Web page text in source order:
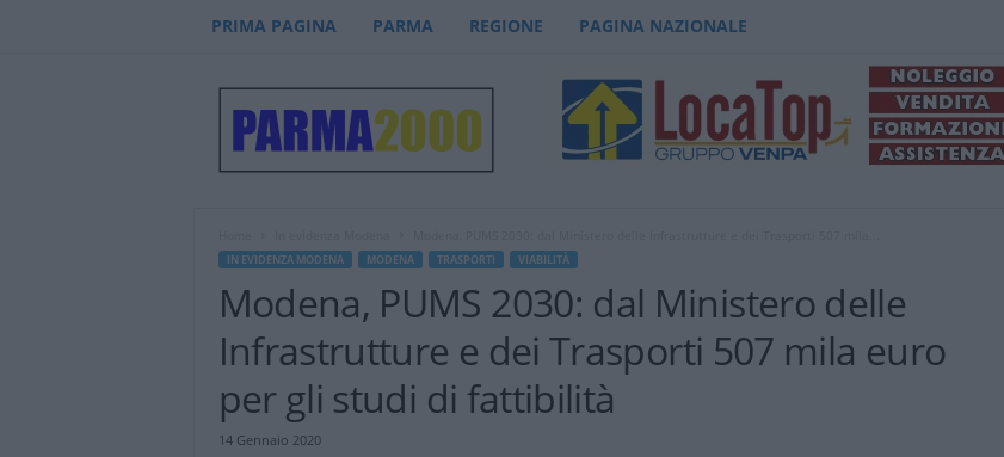
PRIMA PAGINA PARMA REGIONE PAGINA NAZIONALE
IN EVIDENZA MODENA MODENA TRASPORTI VIABILITÀ
Modena, PUMS 2030: dal Ministero delle
Infrastrutture e dei Trasporti 507 mila euro
per gli studi di fattibilità
14 Gennaio 2020